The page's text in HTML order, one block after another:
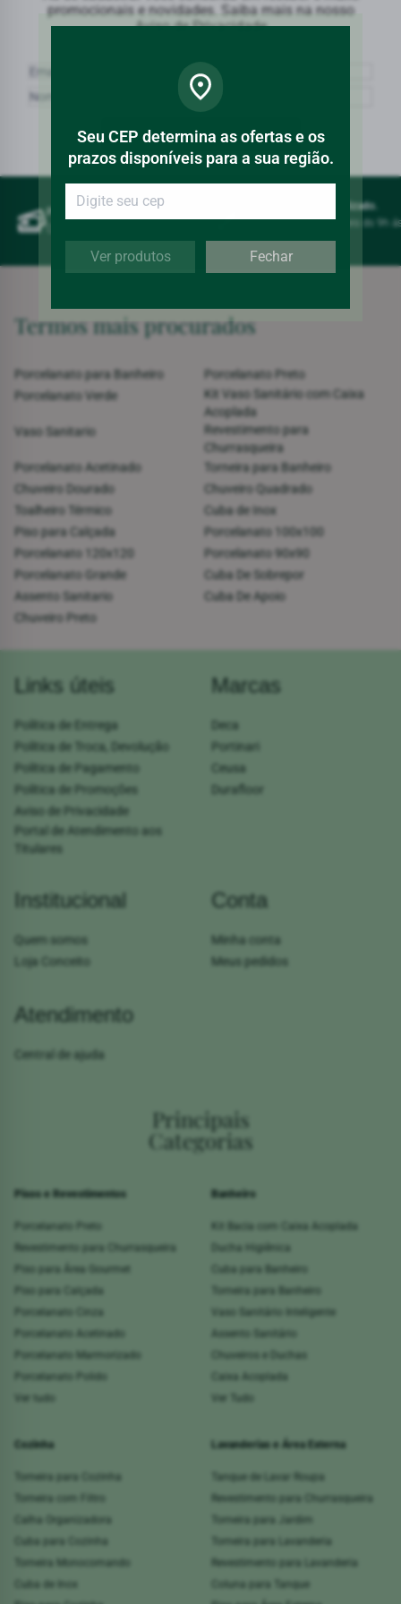
Seu CEP determina as ofertas e os
prazos disponíveis para a sua região.
Ver produtos Fechar
promocionais e novidades. Saiba mais na nosso
Aviso de Privacidade
QUERO RECEBER NOVIDADES
Pague em até ?6x sem juros.
Atendimento personalizado.
Disponível em dias úteis ds 9h
Termos mais procurados
Porcelanato para Banheiro
Porcelanato Preto
Porcelanato Verde
Kit Vaso Sanitário com Caixa
Acoplada
Vaso Sanitario
Revestimento para
Churrasqueira
Porcelanato Acetinado
Torneira para Banheiro
Chuveiro Dourado
Chuveiro Quadrado
Toalheiro Térmico
Cuba de Inox
Piso para Calçada
Porcelanato 100x100
Porcelanato 120x120
Porcelanato 90x90
Porcelanato Grande
Cuba De Sobrepor
Assento Sanitario
Cuba De Apoio
Chuveiro Preto
Links úteis
Política de Entrega
Política de Troca, Devolução
Política de Pagamento
Política de Promoções
Aviso de Privacidade
Portal de Atendimento aos
Titulares
Marcas
Deca
Portinari
Ceusa
Durafloor
Institucional
Quem somos
Loja Conceito
Conta
Minha conta
Meus pedidos
Atendimento
Central de ajuda
Principais
Categorias
Pisos e Revestimentos
Porcelanato Preto
Revestimento para Churrasqueira
Piso para Área Gourmet
Piso para Calçada
Porcelanato Cinza
Porcelanato Acetinado
Porcelanato Marmorizado
Porcelanato Polido
Ver tudo
Banheiro
Kit Bacia com Caixa Acoplada
Ducha Higiênica
Cuba para Banheiro
Torneira para Banheiro
Vaso Sanitário Inteligente
Assento Sanitário
Chuveiros e Duchas
Caixa Acoplada
Ver Tudo
Cozinha
Torneira para Cozinha
Torneira com Filtro
Calha Organizadora
Cuba para Cozinha
Torneira Monocomando
Cuba de Inox
Lavanderias e Área Externa
Tanque de Lavar Roupa
Revestimento para Churrasqueira
Torneira para Jardim
Torneira para Lavanderia
Revestimento para Lavanderia
Coluna para Tanque